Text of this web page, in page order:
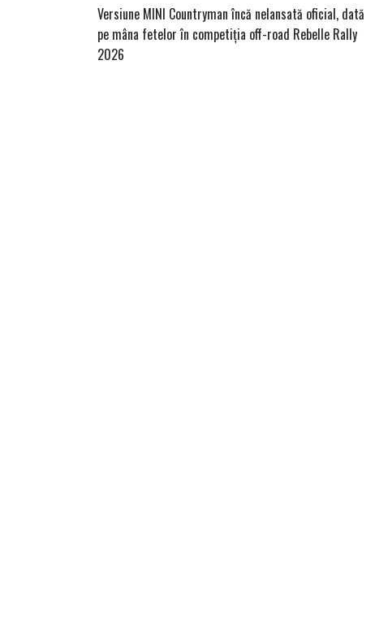
Versiune MINI Countryman încă nelansată oficial, dată
pe mâna fetelor în competiția off-road Rebelle Rally
2026